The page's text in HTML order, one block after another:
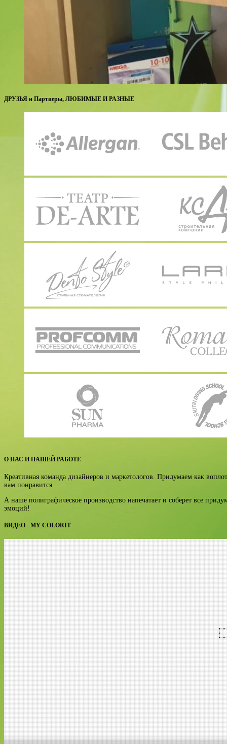
ДРУЗЬЯ и Партнеры, ЛЮБИМЫЕ И РАЗНЫЕ
О НАС И НАШЕЙ РАБОТЕ
Креативная команда дизайнеров и маркетологов. Придумаем как
вам понравится.
А наше полиграфическое производство напечатает и соберет все
эмоций!
ВИДЕО - MY COLORIT